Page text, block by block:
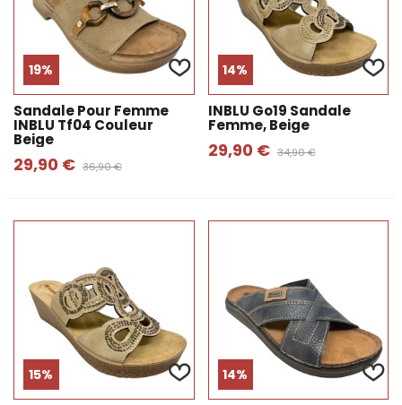
19%
Sandale Pour Femme
INBLU Tf04 Couleur
Beige
29,90 € 36,90 €
14%
INBLU Go19 Sandale
Femme, Beige
29,90 € 34,90 €
15% 14%